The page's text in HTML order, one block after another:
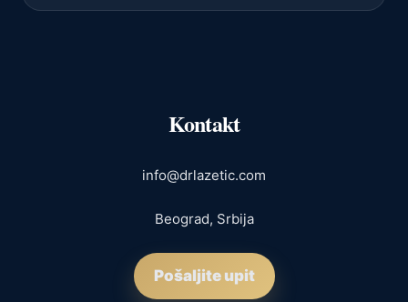
Kontakt
info@drlazetic.com
Beograd, Srbija
Pošaljite upit